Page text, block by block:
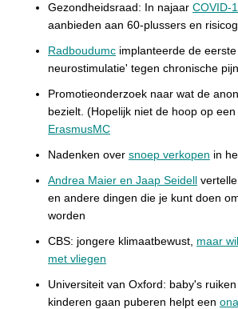
Gezondheidsraad: In najaar COVID-
aanbieden aan 60-plussers en
Radboudumc implanteerde de
neurostimulatie' tegen chronische pijn
Promotieonderzoek naar wat de
bezielt. (Hopelijk niet de hoop op
ErasmusMC
Nadenken over snoep verkopen in
Andrea Maier en Jaap Seidell
en andere dingen die je kunt doen
worden
CBS: jongere klimaatbewust, maar
met vliegen
Universiteit van Oxford: baby's
kinderen gaan puberen helpt een